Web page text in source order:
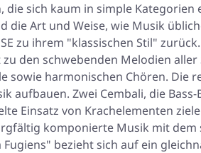
die sich kaum in simple
die Art und Weise, wie Musik
zu ihrem "klassischen Stil"
den schwebenden Melodien
harmonischen Chören. Die
Zwei Cembali, die
Einsatz von Krachelementen
komponierte Musik mit
bezieht sich auf ein